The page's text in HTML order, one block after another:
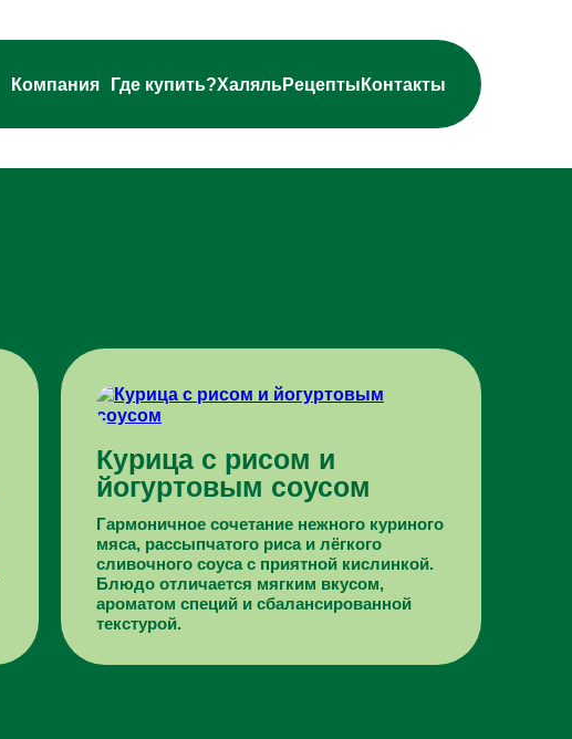
Компания Где купить?ХаляльРецепты Контакты
Курица с рисом и
йогуртовым соусом
Гармоничное сочетание нежного куриного
мяса, рассыпчатого риса и лёгкого
сливочного соуса с приятной кислинкой.
Блюдо отличается мягким вкусом,
ароматом специй и сбалансированной
текстурой.